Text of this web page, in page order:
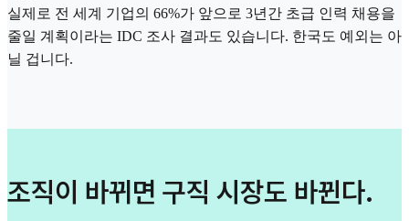
실제로 전 세계 기업의 66%가 앞으로 3년간 초급 인력 채용을
줄일 계획이라는 IDC 조사 결과도 있습니다. 한국도 예외는 아
닐 겁니다.
조직이 바뀌면 구직 시장도 바뀐다.